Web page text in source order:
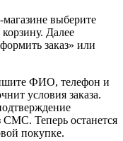
выберите
Далее
заказ» или
ФИО, телефон и
условия заказа.
СМС. Теперь останется
покупке.